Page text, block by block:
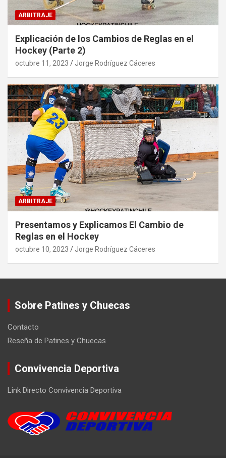
ARBITRAJE
Explicación de los Cambios de Reglas en el
Hockey (Parte 2)
octubre 11, 2023 Jorge Rodríguez Cáceres
ARBITRAJE
Presentamos y Explicamos El Cambio de
Reglas en el Hockey
octubre 10, 2023 Jorge Rodríguez Cáceres
Sobre Patines y Chuecas
Contacto
Reseña de Patines y Chuecas
Convivencia Deportiva
Link Directo Convivencia Deportiva